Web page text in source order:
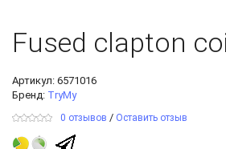
Fused clapton
Артикул: 6571016
Бренд: TryMy
0 отзывов / Оставить отзыв